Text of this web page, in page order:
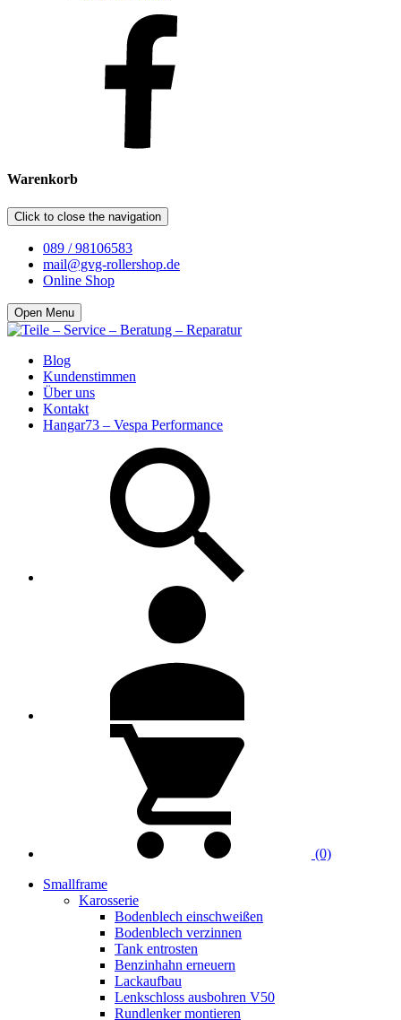
Warenkorb
Click to close the navigation
089 / 98106583
mail@gvg-rollershop.de
Online Shop
Open Menu
Blog
Kundenstimmen
Über uns
Kontakt
Hangar73 – Vespa Performance
(0)
Smallframe
Karosserie
Bodenblech einschweißen
Bodenblech verzinnen
Tank entrosten
Benzinhahn erneuern
Lackaufbau
Lenkschloss ausbohren V50
Rundlenker montieren